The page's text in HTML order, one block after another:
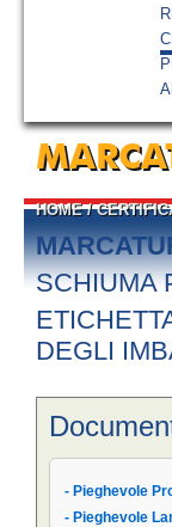
HOME/
SCHIUMA
DEGLI
- Pieghevole
- Pieghevole